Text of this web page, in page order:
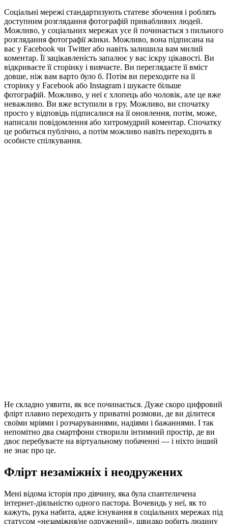
Соціальні мережі стандартизують статеве збочення і роблять
доступним розглядання фотографій привабливих людей.
Можливо, у соціальних мережах усе й починається з пильного
розглядання фотографії жінки. Можливо, вона підписана на
вас у Facebook чи Twitter або навіть залишила вам милий
коментар. Її зацікавленість запалює у вас іскру цікавості. Ви
відкриваєте її сторінку і вивчаєте. Ви переглядаєте її вміст
довше, ніж вам варто було б. Потім ви переходите на її
сторінку у Facebook або Instagram і шукаєте більше
фотографій. Можливо, у неї є хлопець або чоловік, але це вже
неважливо. Ви вже вступили в гру. Можливо, ви спочатку
просто у відповідь підписалися на її оновлення, потім, може,
написали повідомлення або хитромудрий коментар. Спочатку
це робиться публічно, а потім можливо навіть переходить в
особисте спілкування.
Не складно уявити, як все починається. Дуже скоро цифровий
флірт плавно переходить у приватні розмови, де ви ділитеся
своїми мріями і розчаруваннями, надіями і бажаннями. І так
непомітно два смартфони створили інтимний простір, де ви
двоє перебуваєте на віртуальному побаченні — і ніхто інший
не знає про це.
Флірт незаміжніх і неодружених
Мені відома історія про дівчину, яка була спантеличена
інтернет-діяльністю одного пастора. Вочевидь у неї, як то
кажуть, рука набита, адже існування в соціальних мережах під
статусом «незаміжня/не одружений», швидко робить людину